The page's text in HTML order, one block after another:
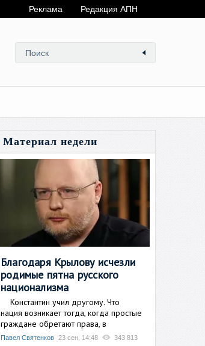
Реклама Редакция АПН
Материал недели
Благодаря Крылову исчезли
родимые пятна русского
национализма
Константин учил другому. Что
нация возникает тогда, когда простые
граждане обретают права, в
Павел Святенков 23 сен, 14:48 343 813